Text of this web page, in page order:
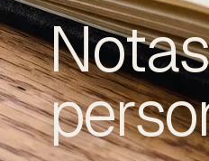
ES/EN/RU
ARCHTREE
STUDIO